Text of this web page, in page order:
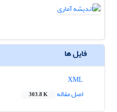
فایل ها
اصل مقاله
303.8 K